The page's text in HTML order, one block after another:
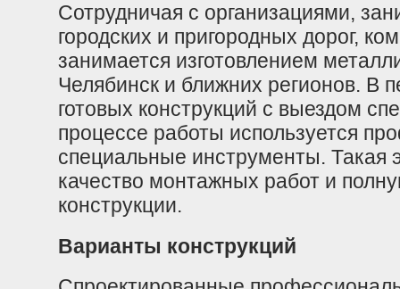
Сотрудничая с организациями,
городских и пригородных дорог,
занимается изготовлением
Челябинск и ближних регионов. В
готовых конструкций с выездом
процессе работы используется
специальные инструменты. Такая
качество монтажных работ и
конструкции.
Варианты конструкций